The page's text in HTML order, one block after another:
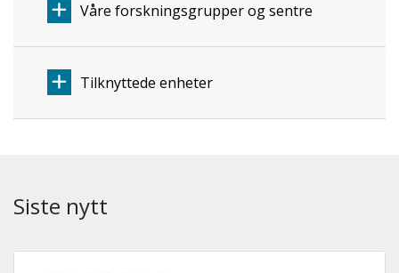
Våre forskningsgrupper og sentre
Tilknyttede enheter
Siste nytt